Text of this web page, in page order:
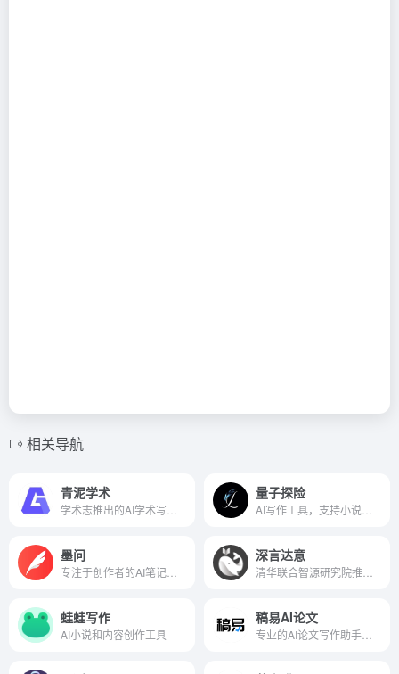
相关导航
青泥学术 量子探险
墨问 深言达意
蛙蛙写作
AI小说和内容创作工具
稿易AI论文